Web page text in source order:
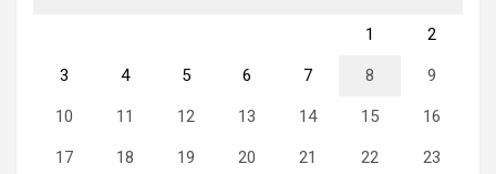
1 2
3 4 5 6 7 8 9
10 11 12 13 14 15 16
17 18 19 20 21 22 23